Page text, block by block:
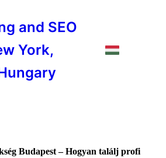
and SEO
York,
Budapest – Hogyan találj profi